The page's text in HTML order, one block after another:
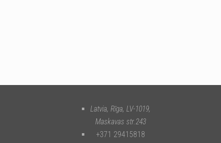
Latvia, Rīga, LV-1019,
Maskavas str.243
+371 29415818